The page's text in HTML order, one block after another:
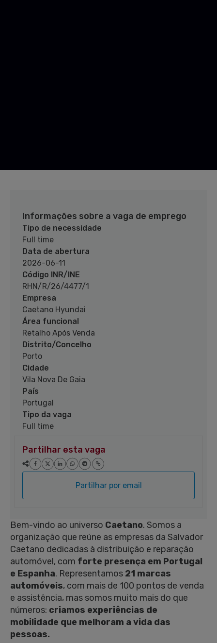
Informações sobre a vaga de emprego
Tipo de necessidade
Full time
Data de abertura
2026-06-11
Código INR/INE
RHN/R/26/4477/1
Empresa
Caetano Hyundai
Área funcional
Retalho Após Venda
Distrito/Concelho
Porto
Cidade
Vila Nova De Gaia
País
Portugal
Tipo da vaga
Full time
Partilhar esta vaga
Partilhar por email
Bem-vindo ao universo Caetano. Somos a
organização que reúne as empresas da Salvador
Caetano dedicadas à distribuição e reparação
automóvel, com forte presença em Portugal
e Espanha. Representamos 21 marcas
automóveis, com mais de 100 pontos de venda
e assistência, mas somos muito mais do que
números: criamos experiências de
mobilidade que melhoram a vida das
pessoas.